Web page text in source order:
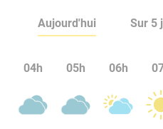
Aujourd'hui Sur 5
04h 05h 06h